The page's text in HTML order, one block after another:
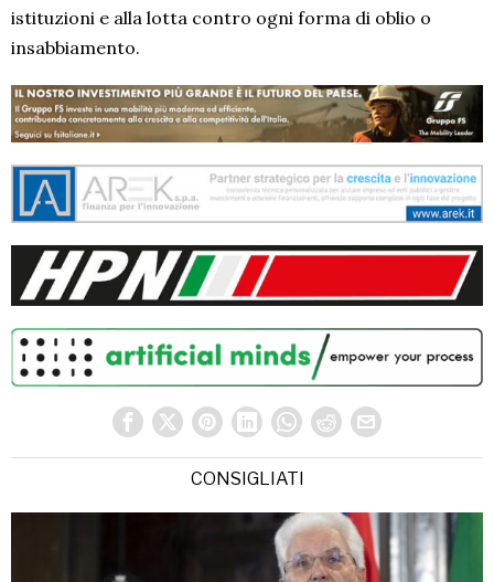
istituzioni e alla lotta contro ogni forma di oblio o
insabbiamento.
CONSIGLIATI